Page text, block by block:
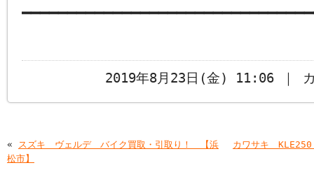
2019年8月23日(金) 11:06 ｜ カ
« スズキ ヴェルデ バイク買取・引取り！ 【浜
松市】
カワサキ